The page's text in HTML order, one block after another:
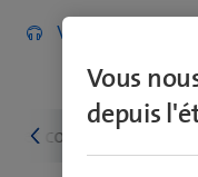
Vers les
et connections
Vous
depuis